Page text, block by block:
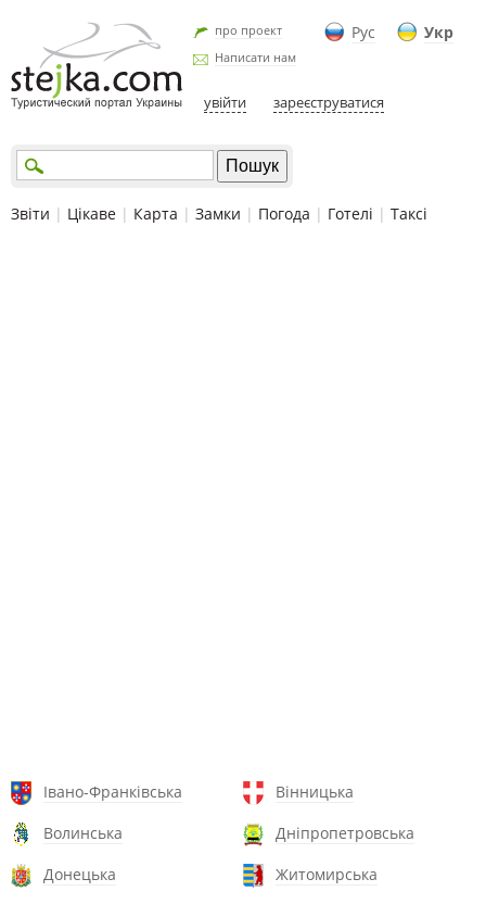
Рус Укр
про проект
Написати нам
увійти зареєструватися
Звіти | Цікаве | Карта | Замки | Погода | Готелі | Таксі
Івано-Франківська
Вінницька
Волинська
Дніпропетровська
Донецька
Житомирська